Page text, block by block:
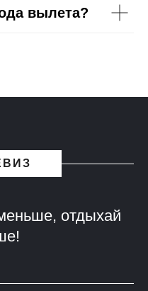
вылета?
отдыхай